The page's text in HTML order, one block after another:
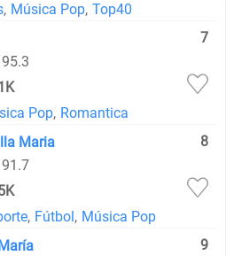
, Música Pop, Top40
7
Pop, Romantica
Maria
8
, Fútbol, Música Pop
9